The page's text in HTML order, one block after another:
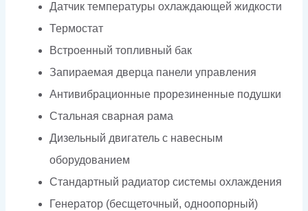
Датчик температуры охлаждающей жидкости
Термостат
Встроенный топливный бак
Запираемая дверца панели управления
Антивибрационные прорезиненные подушки
Стальная сварная рама
Дизельный двигатель с навесным
оборудованием
Стандартный радиатор системы охлаждения
Генератор (бесщеточный, одноопорный)